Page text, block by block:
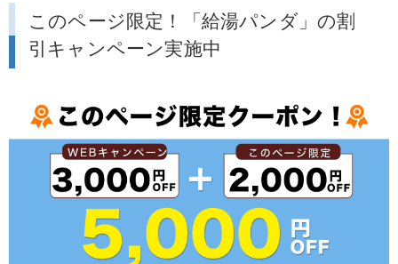
このページ限定！「給湯パンダ」の割
引キャンペーン実施中